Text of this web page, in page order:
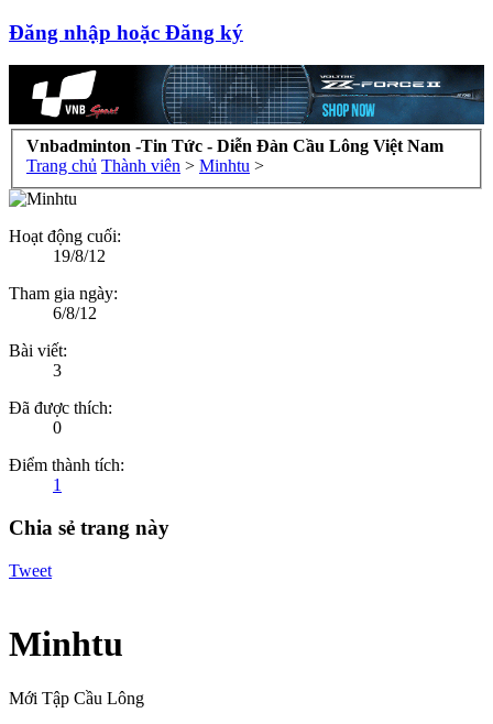
Đăng nhập hoặc Đăng ký
Vnbadminton -Tin Tức - Diễn Đàn Cầu Lông Việt Nam
Trang chủ Thành viên > Minhtu >
Hoạt động cuối:
19/8/12
Tham gia ngày:
6/8/12
Bài viết:
3
Đã được thích:
0
Điểm thành tích:
1
Chia sẻ trang này
Tweet
Minhtu
Mới Tập Cầu Lông